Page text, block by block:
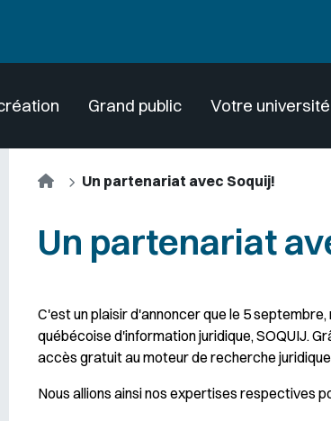
Grand public Votre université
AccueilUn partenariat avec Soquij!
Un partenariat
C'est un plaisir d'annoncer que le 5
québécoise d'information juridique, SOQUIJ.
accès gratuit au moteur de recherche
Nous allions ainsi nos expertises respectives